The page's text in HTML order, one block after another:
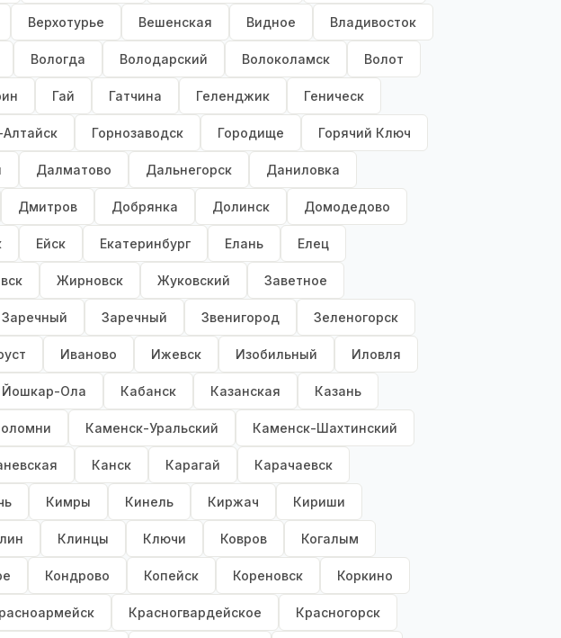
Верхотурье Вешенская Видное Владивосток
Вологда Володарский Волоколамск Волот
Гай Гатчина Геленджик Геническ
Горнозаводск Городище Горячий Ключ
Далматово Дальнегорск Даниловка
Дмитров Добрянка Долинск Домодедово
Ейск Екатеринбург Елань Елец
Жирновск Жуковский Заветное
Заречный Заречный Звенигород Зеленогорск
Иваново Ижевск Изобильный Иловля
Йошкар-Ола Кабанск Казанская Казань
Каменск-Уральский Каменск-Шахтинский
Канск Карагай Карачаевск
Кимры Кинель Киржач Кириши
Клинцы Ключи Ковров Когалым
Кондрово Копейск Кореновск Коркино
Красногвардейское Красногорск